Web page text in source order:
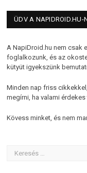
ÜDV A NAPIDROID.HU-
A NapiDroid.hu nem csak
foglalkozunk, és az
kütyüt igyekszünk
Minden nap friss
megírni, ha valami
Kövess minket, és nem